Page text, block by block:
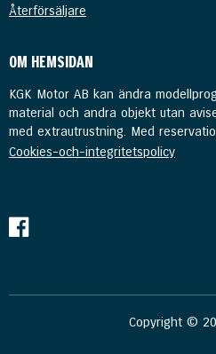
Återförsäljare
OM HEMSIDAN
KGK Motor AB kan ändra
material och andra objekt utan
med extrautrustning. Med
Cookies-och-integritetspolicy
Copyright ©